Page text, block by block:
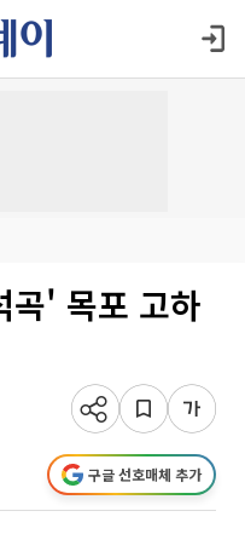
곡' 목포 고하
구글 선호매체 추가